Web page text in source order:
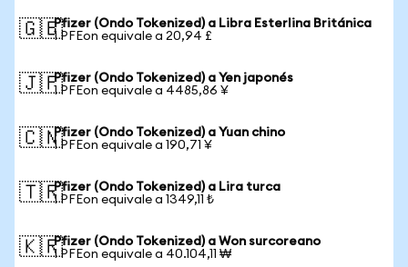
🇬🇧Pfizer (Ondo Tokenized) a Libra Esterlina Británica
1 PFEon equivale a 20,94 £
🇯🇵Pfizer (Ondo Tokenized) a Yen japonés
1 PFEon equivale a 4485,86 ¥
🇨🇳Pfizer (Ondo Tokenized) a Yuan chino
1 PFEon equivale a 190,71 ¥
🇹🇷Pfizer (Ondo Tokenized) a Lira turca
1 PFEon equivale a 1349,11 ₺
🇰🇷Pfizer (Ondo Tokenized) a Won surcoreano
1 PFEon equivale a 40.104,11 ₩